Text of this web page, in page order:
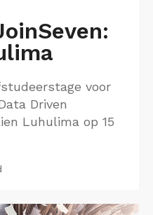
voor
Driven
Luhulima op 15